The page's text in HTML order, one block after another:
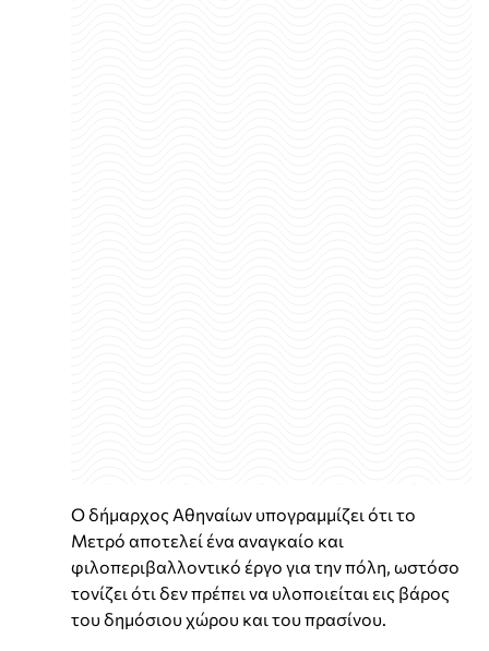
Ο δήμαρχος Αθηναίων υπογραμμίζει ότι το
Μετρό αποτελεί ένα αναγκαίο και
φιλοπεριβαλλοντικό έργο για την πόλη, ωστόσο
τονίζει ότι δεν πρέπει να υλοποιείται εις βάρος
του δημόσιου χώρου και του πρασίνου.